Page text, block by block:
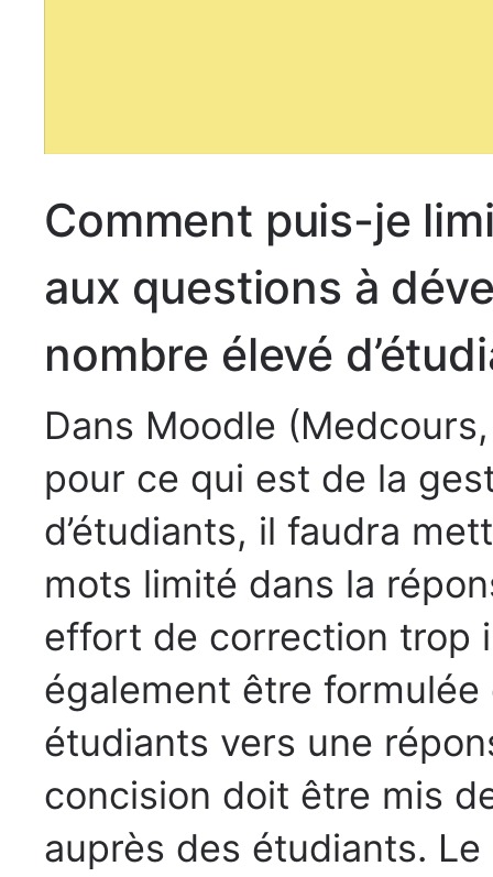
Comment puis-je
aux questions à
nombre élevé
Dans Moodle
pour ce qui est de la
d’étudiants, il faudra
mots limité dans la
effort de correction trop
également être
étudiants vers une
concision doit être mis
auprès des étudiants.